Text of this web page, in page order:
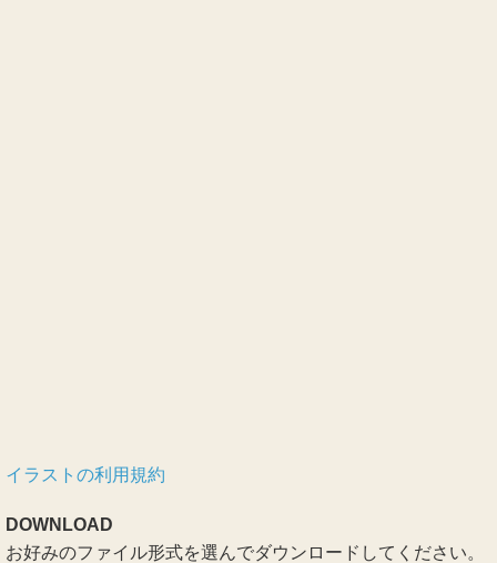
イラストの利用規約
DOWNLOAD
お好みのファイル形式を選んでダウンロードしてください。